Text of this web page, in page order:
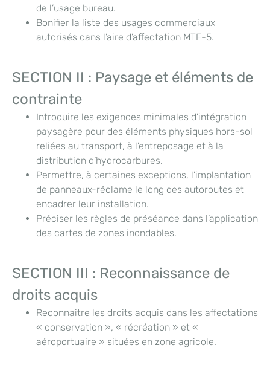
de l’usage bureau.
Bonifier la liste des usages commerciaux
autorisés dans l’aire d’affectation MTF-5.
SECTION II : Paysage et éléments de
contrainte
Introduire les exigences minimales d’intégration
paysagère pour des éléments physiques hors-sol
reliées au transport, à l’entreposage et à la
distribution d’hydrocarbures.
Permettre, à certaines exceptions, l’implantation
de panneaux-réclame le long des autoroutes et
encadrer leur installation.
Préciser les règles de préséance dans l’application
des cartes de zones inondables.
SECTION III : Reconnaissance de
droits acquis
Reconnaitre les droits acquis dans les affectations
« conservation », « récréation » et «
aéroportuaire » situées en zone agricole.